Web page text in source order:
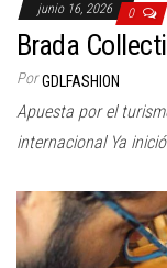
junio 16, 2026 0
Brada
Por GDLFASHION
Apuesta por el
internacional Ya